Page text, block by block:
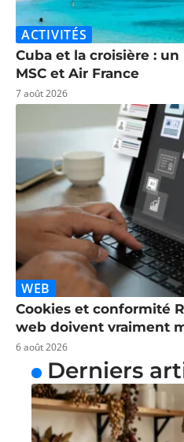
ACTIVITÉS
Cuba et la croisière :
MSC et Air France
7 août 2026
WEB
Cookies et conformité
web doivent vraiment
6 août 2026
Derniers